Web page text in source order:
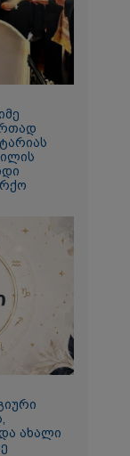
ახალი